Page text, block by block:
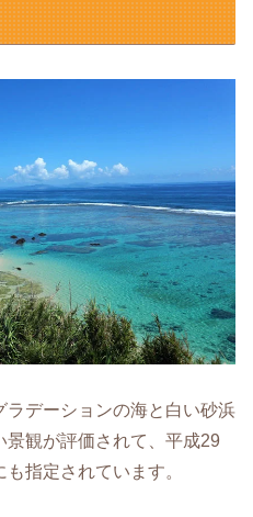
デーションの海と白い砂浜
観が評価されて、平成29
指定されています。